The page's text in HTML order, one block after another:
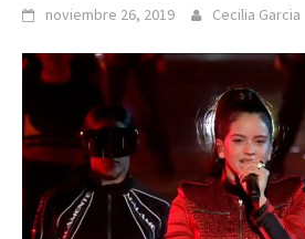
noviembre 26, 2019 Cecilia Garcia